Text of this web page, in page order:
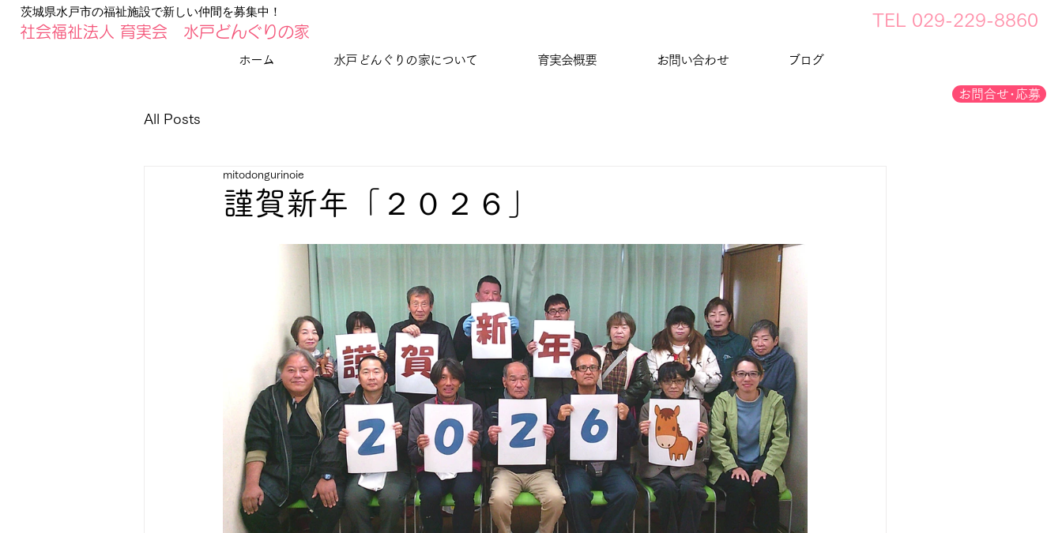
お問合せ･応募
​茨城県水戸市の福祉施設で新しい仲間を募集中！
社会福祉法人 育実会 水戸どんぐりの家
​TEL 029-229-8860
ホーム 水戸どんぐりの家について 育実会概要 お問い合わせ ブログ
All Posts
謹賀新年「２０２６」
mitodongurinoie